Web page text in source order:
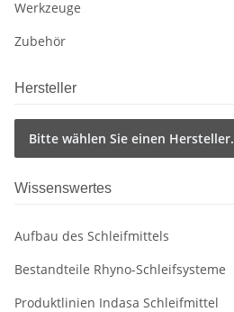
Werkzeuge
Zubehör
Hersteller
Bitte wählen Sie einen Hersteller.
Wissenswertes
Aufbau des Schleifmittels
Bestandteile Rhyno-Schleifsysteme
Produktlinien Indasa Schleifmittel